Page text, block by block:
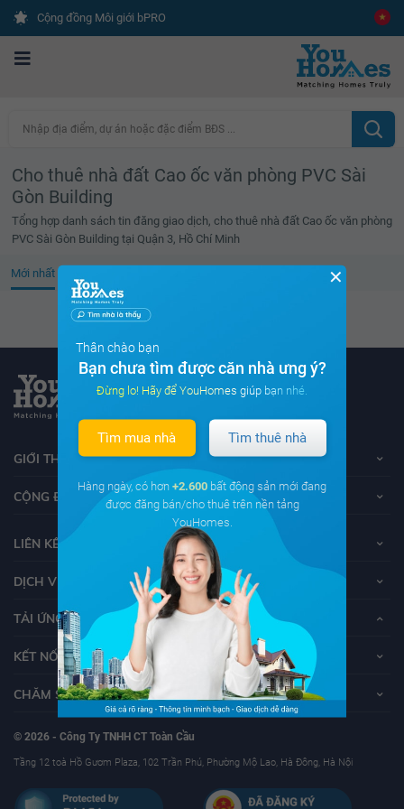
Cộng đồng Môi giới bPRO
Nhập địa điểm, dự án hoặc đặc điểm BĐS ...
Cho thuê nhà đất Cao ốc văn phòng PVC Sài
Gòn Building
Tổng hợp danh sách tin đăng giao dịch, cho thuê nhà đất Cao ốc văn phòng
PVC Sài Gòn Building tại Quận 3, Hồ Chí Minh
Mới nhất
Không tìm thấy tin bất động sản nào
GIỚI THIỆU VỀ YOUHOMES
CỘNG ĐỒNG YOUHOMERS
LIÊN KẾT
DỊCH VỤ KHÁCH HÀNG
TẢI ỨNG DỤNG YOUHOMES
KẾT NỐI VỚI YOUHOMES
CHĂM SÓC KHÁCH HÀNG
© 2026 - Công Ty TNHH CT Toàn Cầu
Tầng 12 toà Hồ Gươm Plaza, 102 Trần Phú, Phường Mộ Lao, Hà Đông, Hà Nội
✕
Thân chào bạn
Bạn chưa tìm được căn nhà ưng ý?
Đừng lo! Hãy để YouHomes giúp bạn nhé.
Tìm mua nhà Tìm thuê nhà
Hàng ngày, có hơn +2.600 bất động sản mới đang
được đăng bán/cho thuê trên nền tảng
YouHomes.